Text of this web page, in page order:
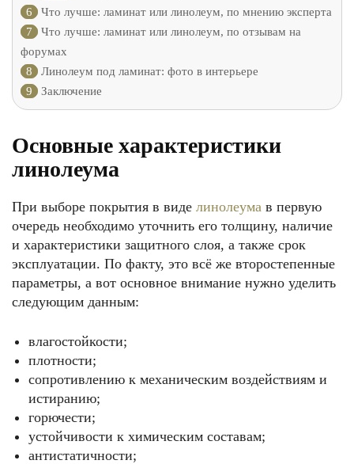
6
Что лучше: ламинат или линолеум, по мнению эксперта
7
Что лучше: ламинат или линолеум, по отзывам на
форумах
8
Линолеум под ламинат: фото в интерьере
9
Заключение
Основные характеристики
линолеума
При выборе покрытия в виде линолеума в первую
очередь необходимо уточнить его толщину, наличие
и характеристики защитного слоя, а также срок
эксплуатации. По факту, это всё же второстепенные
параметры, а вот основное внимание нужно уделить
следующим данным:
влагостойкости;
плотности;
сопротивлению к механическим воздействиям и
истиранию;
горючести;
устойчивости к химическим составам;
антистатичности;